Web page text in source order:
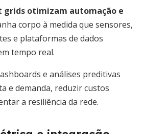
grids otimizam automação e
corpo à medida que sensores,
e plataformas de dados
tempo real.
e análises preditivas
e demanda, reduzir custos
a resiliência da rede.